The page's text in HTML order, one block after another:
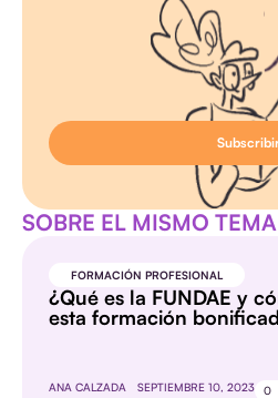
SOBRE EL MISMO TEMA
FORMACIÓN PROFESIONAL
¿Qué es la FUNDAE y
esta formación
ANA CALZADA SEPTIEMBRE 10, 2023 0